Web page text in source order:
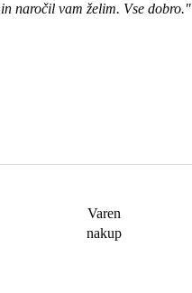
naročil vam želim. Vse dobro."
Varen
nakup